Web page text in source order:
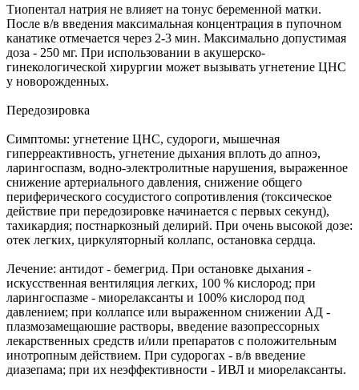
Тиопентал натрия не влияет на тонус беременной матки.
После в/в введения максимальная концентрация в пупочном
канатике отмечается через 2-3 мин. Максимально допустимая
доза - 250 мг. При использовании в акушерско-
гинекологической хирургии может вызывать угнетение ЦНС
у новорожденных.
Передозировка
Симптомы: угнетение ЦНС, судороги, мышечная
гиперреактивность, угнетение дыхания вплоть до апноэ,
ларингоспазм, водно-электролитные нарушения, выраженное
снижение артериального давления, снижение общего
периферического сосудистого сопротивления (токсическое
действие при передозировке начинается с первых секунд),
тахикардия; постнаркозный делирий. При очень высокой дозе:
отек легких, циркуляторный коллапс, остановка сердца.
Лечение: антидот - бемегрид. При остановке дыхания -
искусственная вентиляция легких, 100 % кислород; при
ларингоспазме - миорелаксанты и 100% кислород под
давлением; при коллапсе или выраженном снижении АД -
плазмозамещаюшие растворы, введение вазопрессорных
лекарственных средств и/или препаратов с положительным
инотропным действием. При судорогах - в/в введение
диазепама; при их неэффективности - ИВЛ и миорелаксанты.